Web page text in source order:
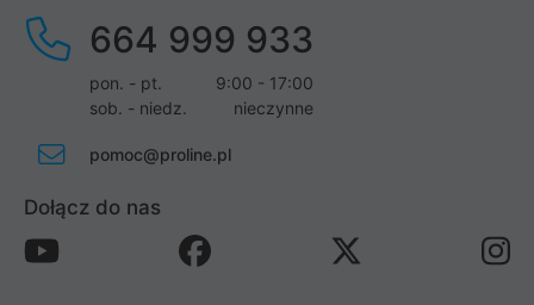
664 999 933
pon. - pt.
9:00 - 17:00
sob. - niedz.
nieczynne
pomoc@proline.pl
Dołącz do nas